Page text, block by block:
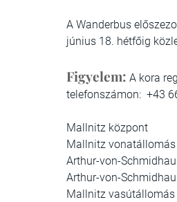
A Wanderbus
június 18. hétfőig
Figyelem: A kora
telefonszámon: +43
Mallnitz
Mallnitz vonatállomás
Arthur-von-
Arthur-von-
Mallnitz vasútállomás